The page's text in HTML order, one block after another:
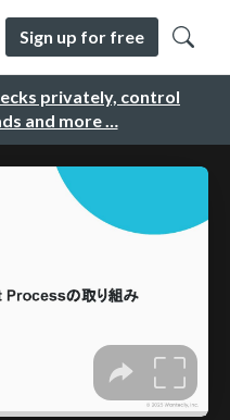
privately, control
and more …
Sign up for free